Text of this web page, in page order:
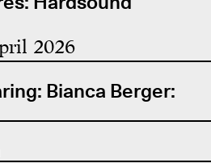
2026
Bianca Berger: